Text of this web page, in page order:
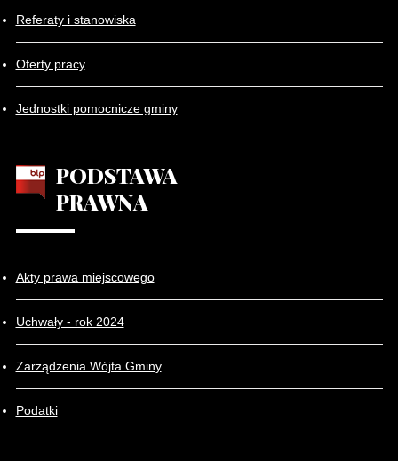
Referaty i stanowiska
Oferty pracy
Jednostki pomocnicze gminy
PODSTAWA
PRAWNA
Akty prawa miejscowego
Uchwały - rok 2024
Zarządzenia Wójta Gminy
Podatki